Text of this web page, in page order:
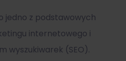
jedno z podstawowych
internetowego i
wyszukiwarek (SEO).